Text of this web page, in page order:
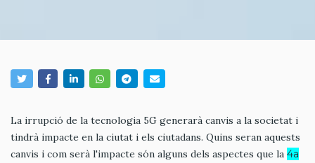
La irrupció de la tecnologia 5G generarà canvis a la societat i
tindrà impacte en la ciutat i els ciutadans. Quins seran aquests
canvis i com serà l'impacte són alguns dels aspectes que la 4a